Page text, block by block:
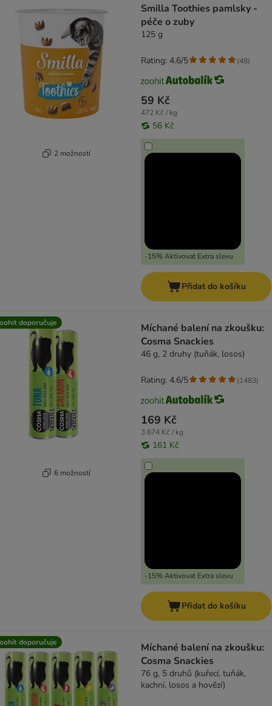
2 možností
Smilla Toothies pamlsky -
péče o zuby
125 g
59 Kč
472 Kč / kg
56 Kč
-15% Aktivovat Extra slevu
Rating: 4.6/5 (48)
Přidat do košíku
doporučuje
6 možností
Míchané balení na zkoušku:
Cosma Snackies
46 g, 2 druhy (tuňák, losos)
169 Kč
3 674 Kč / kg
161 Kč
-15% Aktivovat Extra slevu
Rating: 4.6/5 (1483)
Přidat do košíku
doporučuje
Míchané balení na zkoušku:
Cosma Snackies
76 g, 5 druhů (kuřecí, tuňák,
kachní, losos a hovězí)